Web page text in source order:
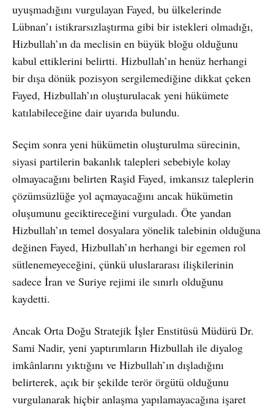
uyuşmadığını vurgulayan Fayed, bu ülkelerinde
Lübnan’ı istikrarsızlaştırma gibi bir istekleri olmadığı,
Hizbullah’ın da meclisin en büyük bloğu olduğunu
kabul ettiklerini belirtti. Hizbullah’ın henüz herhangi
bir dışa dönük pozisyon sergilemediğine dikkat çeken
Fayed, Hizbullah’ın oluşturulacak yeni hükümete
katılabileceğine dair uyarıda bulundu.
Seçim sonra yeni hükümetin oluşturulma sürecinin,
siyasi partilerin bakanlık talepleri sebebiyle kolay
olmayacağını belirten Raşid Fayed, imkansız taleplerin
çözümsüzlüğe yol açmayacağını ancak hükümetin
oluşumunu geciktireceğini vurguladı. Öte yandan
Hizbullah’ın temel dosyalara yönelik talebinin olduğuna
değinen Fayed, Hizbullah’ın herhangi bir egemen rol
sütlenemeyeceğini, çünkü uluslararası ilişkilerinin
sadece İran ve Suriye rejimi ile sınırlı olduğunu
kaydetti.
Ancak Orta Doğu Stratejik İşler Enstitüsü Müdürü Dr.
Sami Nadir, yeni yaptırımların Hizbullah ile diyalog
imkânlarını yıktığını ve Hizbullah’ın dışladığını
belirterek, açık bir şekilde terör örgütü olduğunu
vurgulanarak hiçbir anlaşma yapılamayacağına işaret